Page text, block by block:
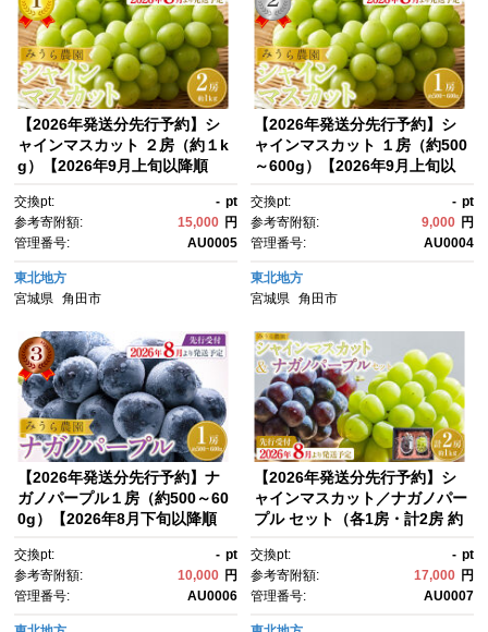
【2026年発送分先行予約】シ
ャインマスカット ２房（約１k
g）【2026年9月上旬以降順
交換pt: - pt
参考寄附額:
15,000 円
管理番号:
AU0005
東北地方
宮城県
角田市
【2026年発送分先行予約】シ
ャインマスカット １房（約500
～600g）【2026年9月上旬以
交換pt: - pt
参考寄附額:
9,000 円
管理番号:
AU0004
東北地方
宮城県 角田市
【2026年発送分先行予約】ナ
ガノパープル１房（約500～60
0g）【2026年8月下旬以降順
交換pt: - pt
参考寄附額:
10,000 円
管理番号:
AU0006
【2026年発送分先行予約】シ
ャインマスカット／ナガノパー
プル セット（各1房・計2房 約
次】｜シャインマスカット ナ
ガノパープル ぶどう 葡萄 宮城
県角田市 フルーツ 果物 セット
交換pt: - pt
参考寄附額:
17,000 円
管理番号:
AU0007